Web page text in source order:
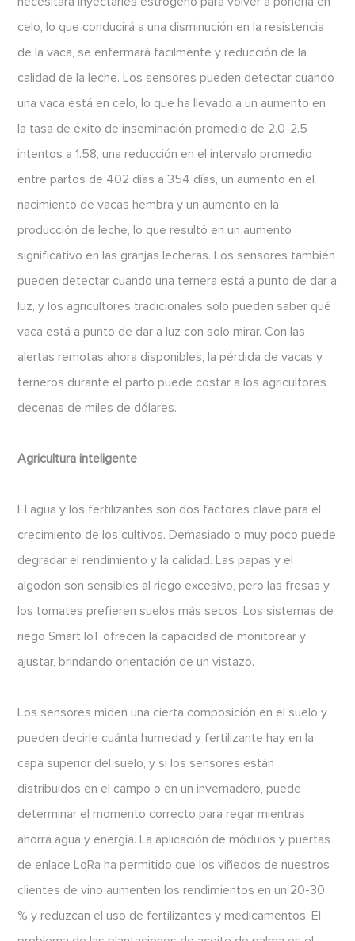
celo, lo que conducirá a una disminución en la resistencia
de la vaca, se enfermará fácilmente y reducción de la
calidad de la leche. Los sensores pueden detectar cuando
una vaca está en celo, lo que ha llevado a un aumento en
la tasa de éxito de inseminación promedio de 2.0-2.5
intentos a 1.58, una reducción en el intervalo promedio
entre partos de 402 días a 354 días, un aumento en el
nacimiento de vacas hembra y un aumento en la
producción de leche, lo que resultó en un aumento
significativo en las granjas lecheras. Los sensores también
pueden detectar cuando una ternera está a punto de dar a
luz, y los agricultores tradicionales solo pueden saber qué
vaca está a punto de dar a luz con solo mirar. Con las
alertas remotas ahora disponibles, la pérdida de vacas y
terneros durante el parto puede costar a los agricultores
decenas de miles de dólares.
Agricultura inteligente
El agua y los fertilizantes son dos factores clave para el
crecimiento de los cultivos. Demasiado o muy poco puede
degradar el rendimiento y la calidad. Las papas y el
algodón son sensibles al riego excesivo, pero las fresas y
los tomates prefieren suelos más secos. Los sistemas de
riego Smart IoT ofrecen la capacidad de monitorear y
ajustar, brindando orientación de un vistazo.
Los sensores miden una cierta composición en el suelo y
pueden decirle cuánta humedad y fertilizante hay en la
capa superior del suelo, y si los sensores están
distribuidos en el campo o en un invernadero, puede
determinar el momento correcto para regar mientras
ahorra agua y energía. La aplicación de módulos y puertas
de enlace LoRa ha permitido que los viñedos de nuestros
clientes de vino aumenten los rendimientos en un 20-30
% y reduzcan el uso de fertilizantes y medicamentos. El